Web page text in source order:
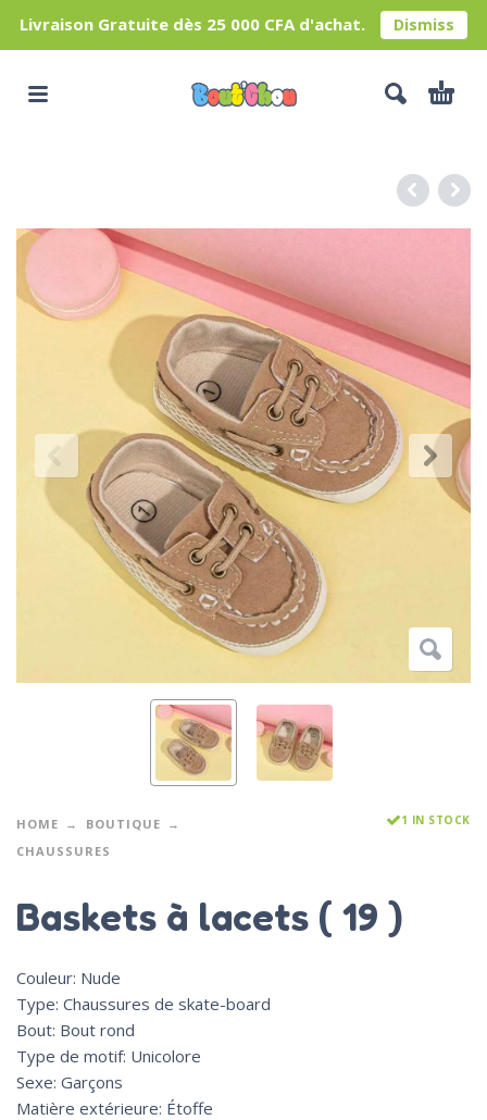
Livraison Gratuite dès 25 000 CFA d'achat. Dismiss
HOME
BOUTIQUE
CHAUSSURES
1 IN STOCK
Baskets à lacets ( 19 )
Couleur: Nude
Type: Chaussures de skate-board
Bout: Bout rond
Type de motif: Unicolore
Sexe: Garçons
Matière extérieure: Étoffe